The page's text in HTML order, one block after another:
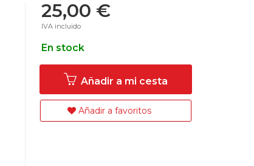
25,00 €
IVA incluido
En stock
Añadir a mi cesta
Añadir a favoritos